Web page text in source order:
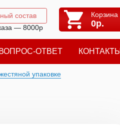
состав
— 8000р
Корзина
0р.
ВОПРОС-ОТВЕТ КОНТАКТЫ
упаковке